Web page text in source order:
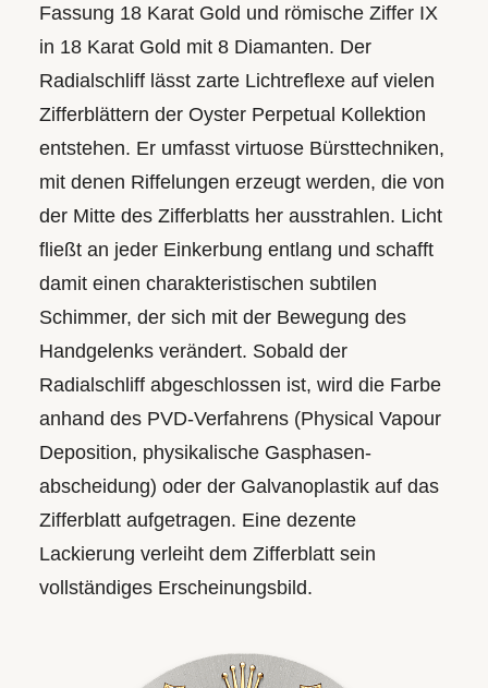
Fassung 18 Karat Gold und römische Ziffer IX
in 18 Karat Gold mit 8 Diamanten. Der
Radialschliff lässt zarte Lichtreflexe auf vielen
Zifferblättern der Oyster Perpetual Kollektion
entstehen. Er umfasst virtuose Bürsttechniken,
mit denen Riffelungen erzeugt werden, die von
der Mitte des Zifferblatts her ausstrahlen. Licht
fließt an jeder Einkerbung entlang und schafft
damit einen charakteristischen subtilen
Schimmer, der sich mit der Bewegung des
Handgelenks verändert. Sobald der
Radialschliff abgeschlossen ist, wird die Farbe
anhand des PVD-Verfahrens (Physical Vapour
Deposition, physikalische Gasphasen­
abscheidung) oder der Galvanoplastik auf das
Zifferblatt aufgetragen. Eine dezente
Lackierung verleiht dem Zifferblatt sein
vollständiges Erscheinungsbild.